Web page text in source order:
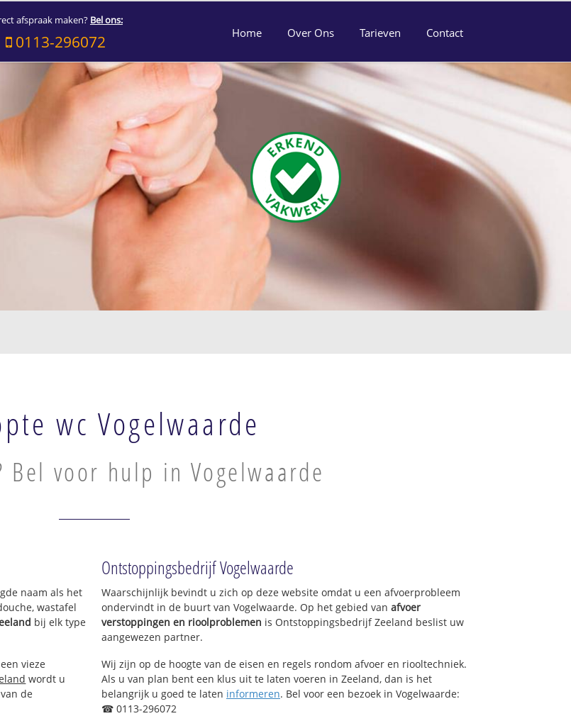
afspraak maken? Bel ons:
0113-296072 Home Over Ons Tarieven Contact
wc Vogelwaarde
Bel voor hulp in Vogelwaarde
naam als het
wastafel
bij elk type
vieze
wordt u
de
Ontstoppingsbedrijf Vogelwaarde
Waarschijnlijk bevindt u zich op deze website omdat u een afvoerprobleem
ondervindt in de buurt van Vogelwaarde. Op het gebied van afvoer
verstoppingen en rioolproblemen is Ontstoppingsbedrijf Zeeland beslist uw
aangewezen partner.
Wij zijn op de hoogte van de eisen en regels rondom afvoer en riooltechniek.
Als u van plan bent een klus uit te laten voeren in Zeeland, dan is het
belangrijk u goed te laten informeren. Bel voor een bezoek in Vogelwaarde:
☎ 0113-296072